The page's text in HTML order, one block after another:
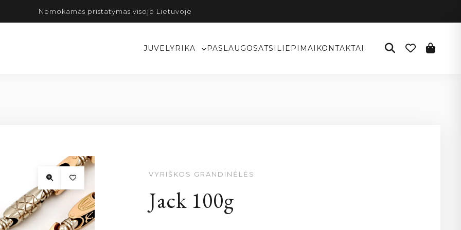
Nemokamas pristatymas visoje Lietuvoje
JUVELYRIKA PASLAUGOSATSILIEPIMAI KONTAKTAI
VYRIŠKOS GRANDINĖLĖS
Jack 100g